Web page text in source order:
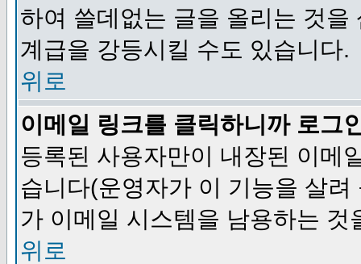
하여 쓸데없는 글을 올리는 것
계급을 강등시킬 수도 있습니다.
위로
이메일 링크를 클릭하니까 로그
등록된 사용자만이 내장된 이메
습니다(운영자가 이 기능을 살
가 이메일 시스템을 남용하는 것
위로